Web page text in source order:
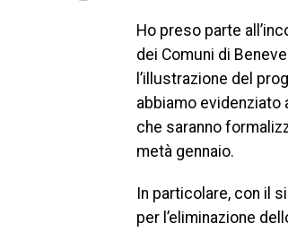
Ho preso parte
dei Comuni di
l’illustrazione del
abbiamo evidenziato
che saranno
metà gennaio.
In particolare, con il
per l’eliminazione